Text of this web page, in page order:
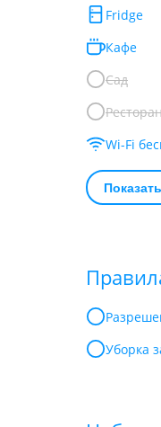
Fridge
Кафе
Сад
Wi-Fi
Уборка